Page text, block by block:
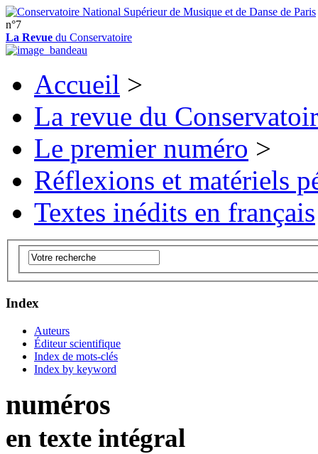
n°7
La Revue du Conservatoire
Accueil >
La revue du
Le premier numéro >
Réflexions et matériels
Textes inédits en français
Index
Auteurs
Éditeur scientifique
Index de mots-clés
Index by keyword
numéros
en texte intégral